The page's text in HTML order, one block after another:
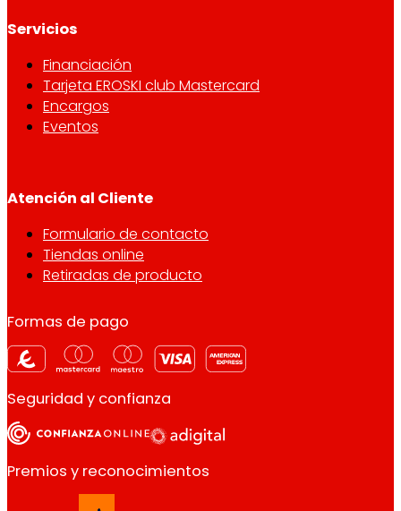
Servicios
Financiación
Tarjeta EROSKI club Mastercard
Encargos
Eventos
Atención al Cliente
Formulario de contacto
Tiendas online
Retiradas de producto
Formas de pago
Seguridad y confianza
Premios y reconocimientos